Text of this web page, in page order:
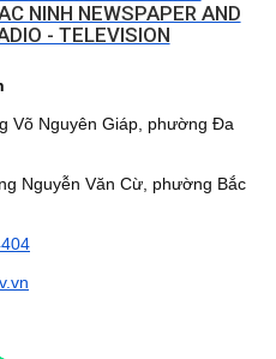
NINH NEWSPAPER AND
- TELEVISION
Võ Nguyên Giáp, phường Đa
Văn Cừ, phường Bắc